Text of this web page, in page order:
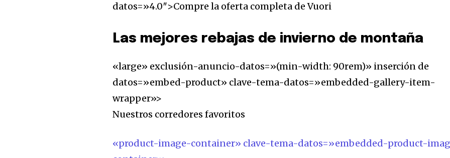
datos=»4.0″>Compre la oferta completa de Vuori
Las mejores rebajas de invierno de montaña
«large» exclusión-anuncio-datos=»(min-width: 90rem)» inserción de
datos=»embed-product» clave-tema-datos=»embedded-gallery-item-
wrapper»>
Nuestros corredores favoritos
«product-image-container» clave-tema-datos=»embedded-product-